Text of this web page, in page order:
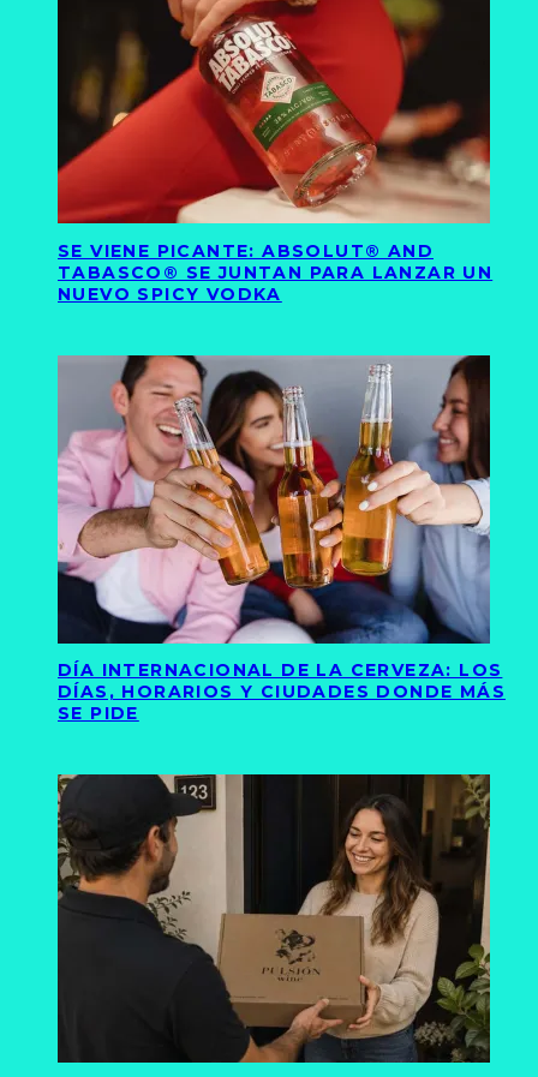
SE VIENE PICANTE: ABSOLUT® AND
TABASCO® SE JUNTAN PARA LANZAR UN
NUEVO SPICY VODKA
DÍA INTERNACIONAL DE LA CERVEZA: LOS
DÍAS, HORARIOS Y CIUDADES DONDE MÁS
SE PIDE